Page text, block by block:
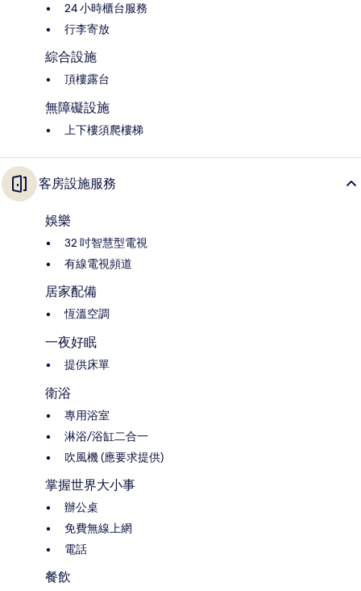
24 小時櫃台服務
行李寄放
綜合設施
頂樓露台
無障礙設施
上下樓須爬樓梯
客房設施服務
娛樂
32 吋智慧型電視
有線電視頻道
居家配備
恆溫空調
一夜好眠
提供床單
衛浴
專用浴室
淋浴/浴缸二合一
吹風機 (應要求提供)
掌握世界大小事
辦公桌
免費無線上網
電話
餐飲